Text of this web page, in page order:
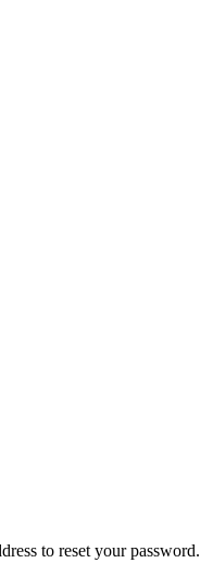
to reset your password.